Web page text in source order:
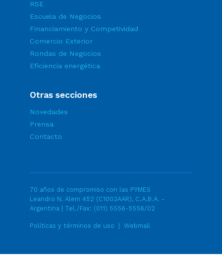
RSE
Escuela de Negocios
Financiamiento y Competividad
Comercio Exterior
Rondas de Negocios
Eficiencia energética
Otras secciones
Novedades
Prensa
Contacto
70 años de compromiso con las PYMES
Leandro N. Alem 452 (C1003AAR), C.A.B.A. -
Argentina | Tel./Fax: (011) 5556-5556/02
Políticas y términos de uso Webmail